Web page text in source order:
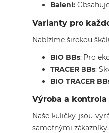
Balení:
Varianty pro
Nabízíme širokou
BIO BBs: Pro
TRACER BBs:
BIO TRACER
Výroba a
Naše kuličky jsou
samotnými